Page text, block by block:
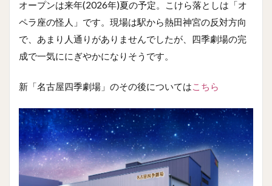
オープンは来年(2026年)夏の予定。こけら落としは「オ
ペラ座の怪人」です。現場は駅から熱田神宮の反対方向
で、あまり人通りがありませんでしたが、四季劇場の完
成で一気ににぎやかになりそうです。
新「名古屋四季劇場」のその後についてはこちら